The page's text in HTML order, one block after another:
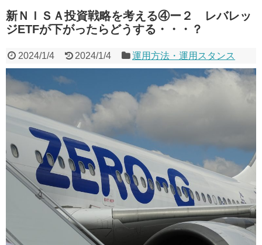
新ＮＩＳＡ投資戦略を考える④ー２ レバレッ
ジETFが下がったらどうする・・・？
2024/1/4 2024/1/4 運用方法・運用スタンス